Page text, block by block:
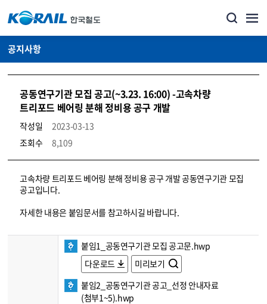
공지사항
공동연구기관 모집 공고(~3.23. 16:00) -고속차량
트리포드 베어링 분해 정비용 공구 개발
작성일
2023-03-13
조회수
8,109
뉴스·홍보_공지사항 상세보기 – 내용, 파일, 담당자 연락처로 구성
고속차량 트리포드 베어링 분해 정비용 공구 개발 공동연구기관 모집
공고입니다.
자세한 내용은 붙임문서를 참고하시길 바랍니다.
붙임1_공동연구기관 모집 공고문.hwp
다운로드
미리보기
붙임2_공동연구기관 공고_선정 안내자료
(첨부1~5).hwp